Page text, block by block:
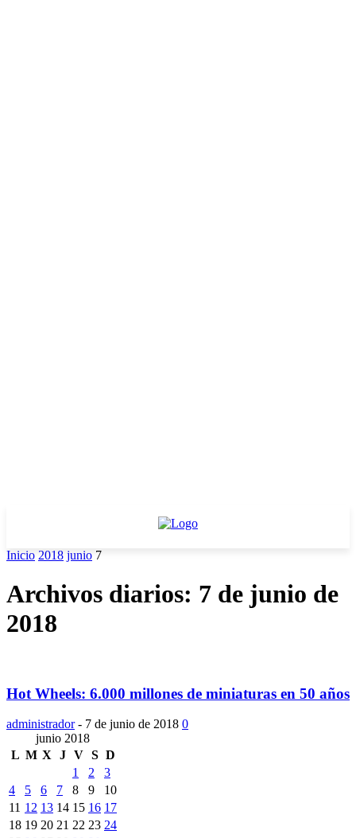
Inicio 2018 junio 7
Archivos diarios: 7 de junio de
2018
Hot Wheels: 6.000 millones de miniaturas en 50 años
administrador - 7 de junio de 2018 0
junio 2018
L M X J V S D
1
2
3
4
5 6 7 8 9
10
11 12 13 14 15 16 17
18 19 20 21 22 23 24